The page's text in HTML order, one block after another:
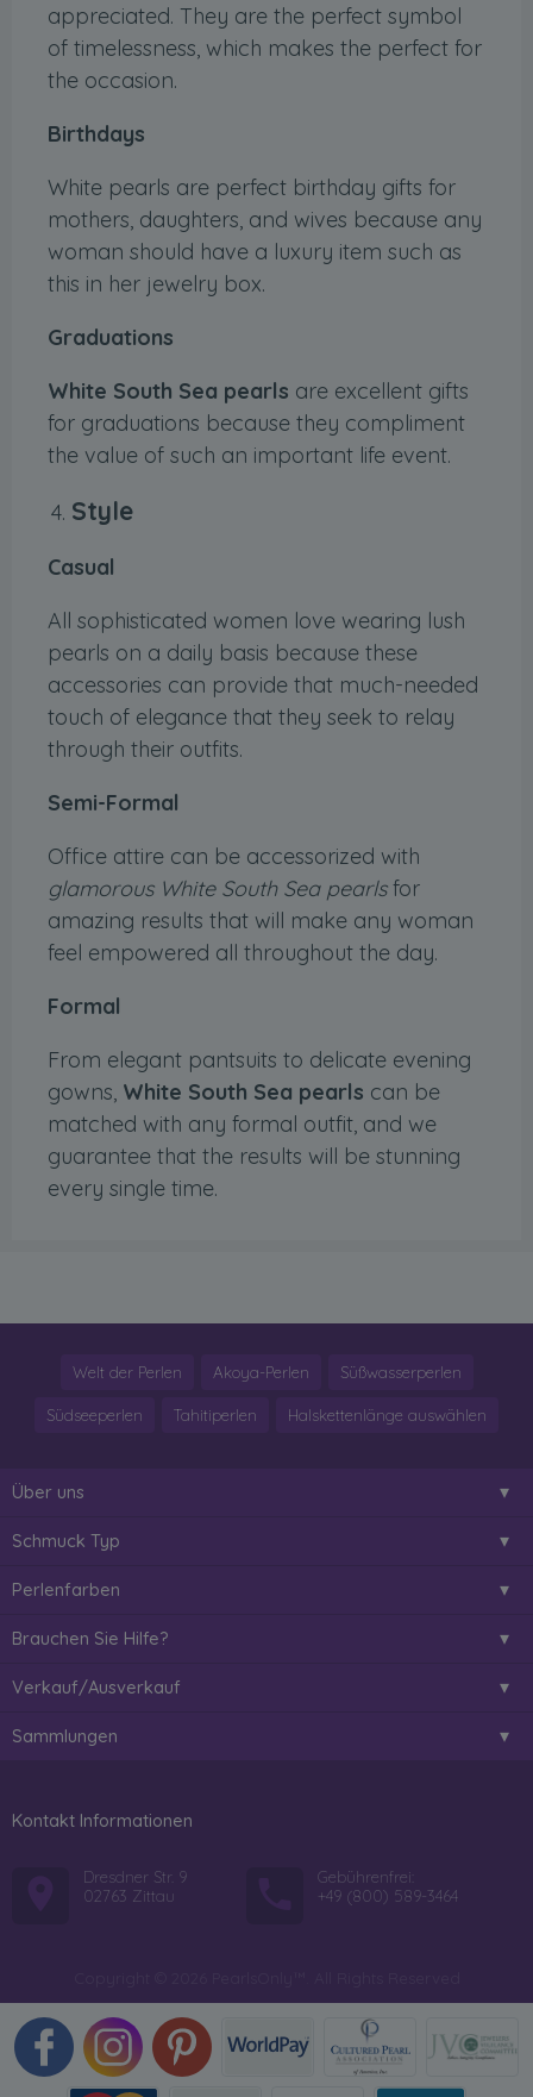
appreciated. They are the perfect symbol
of timelessness, which makes the perfect for
the occasion.
Birthdays
White pearls are perfect birthday gifts for
mothers, daughters, and wives because any
woman should have a luxury item such as
this in her jewelry box.
Graduations
White South Sea pearls are excellent gifts
for graduations because they compliment
the value of such an important life event.
Style
Casual
All sophisticated women love wearing lush
pearls on a daily basis because these
accessories can provide that much-needed
touch of elegance that they seek to relay
through their outfits.
Semi-Formal
Office attire can be accessorized with
glamorous White South Sea pearlsfor
amazing results that will make any woman
feel empowered all throughout the day.
Formal
From elegant pantsuits to delicate evening
gowns, White South Sea pearls can be
matched with any formal outfit, and we
guarantee that the results will be stunning
every single time.
Welt der Perlen Akoya-Perlen Süßwasserperlen
Südseeperlen Tahitiperlen Halskettenlänge auswählen
Über uns
Schmuck Typ
Perlenfarben
Brauchen Sie Hilfe?
Verkauf/Ausverkauf
Sammlungen
Kontakt Informationen
Dresdner Str. 9
02763 Zittau
Gebührenfrei:
+49 (800) 589-3464